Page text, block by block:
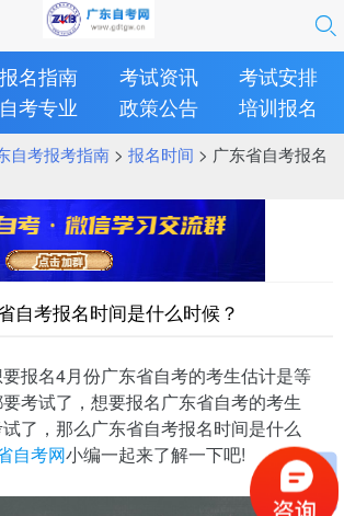
报名指南 考试资讯
考试安排
自考专业 政策公告 培训报名
自考报考指南> 报名时间 > 广东省自考报名
自考报名时间是什么时候？
名4月份广东省自考的考生估计是等
考试了，想要报名广东省自考的考生
了，那么广东省自考报名时间是什么
自考网小编一起来了解一下吧!